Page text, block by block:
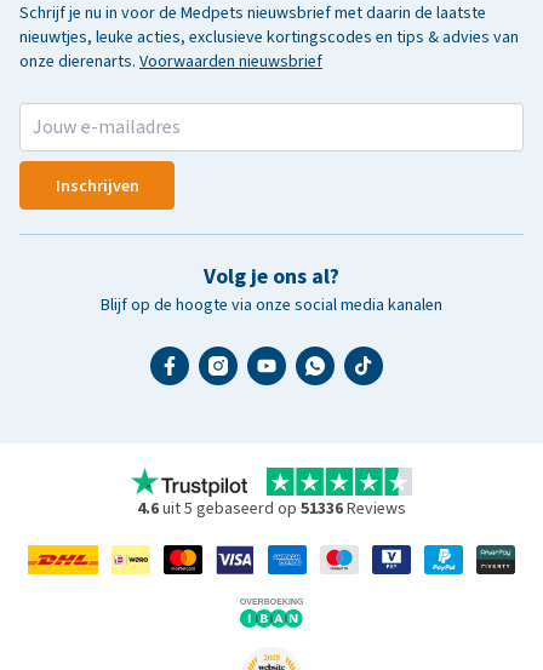
Schrijf je nu in voor de Medpets nieuwsbrief met daarin de laatste
nieuwtjes, leuke acties, exclusieve kortingscodes en tips & advies van
onze dierenarts. Voorwaarden nieuwsbrief
Inschrijven
Volg je ons al?
Blijf op de hoogte via onze social media kanalen
4.6uit 5 gebaseerd op 51336Reviews